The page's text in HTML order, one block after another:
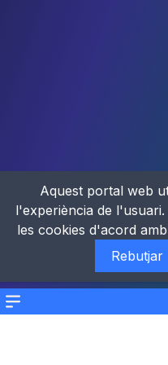
Menu
Aquest portal web
l'experiència de
les cookies d'acord
Rebutjar